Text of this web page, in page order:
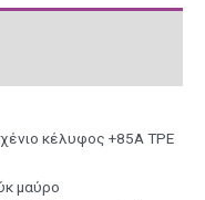
κέλυφος +85A TPE
μαύρο